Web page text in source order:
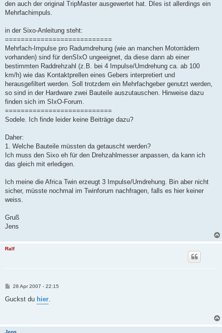
den auch der original TripMaster ausgewertet hat. DIes ist allerdings ein
Mehrfachimpuls.
in der Sixo-Anleitung steht:
===========================
Mehrfach-Impulse pro Radumdrehung (wie an manchen Motorrädern
vorhanden) sind für denSIxO ungeeignet, da diese dann ab einer
bestimmten Raddrehzahl (z.B. bei 4 Impulse/Umdrehung ca. ab 100
km/h) wie das Kontaktprellen eines Gebers interpretiert und
herausgefiltert werden. Soll trotzdem ein Mehrfachgeber genutzt werden,
so sind in der Hardware zwei Bauteile auszutauschen. Hinweise dazu
finden sich im SIxO-Forum.
===========================
Sodele. Ich finde leider keine Beiträge dazu?
Daher:
1. Welche Bauteile müssten da getauscht werden?
Ich muss den Sixo eh für den Drehzahlmesser anpassen, da kann ich
das gleich mit erledigen.
Ich meine die Africa Twin erzeugt 3 Impulse/Umdrehung. Bin aber nicht
sicher, müsste nochmal im Twinforum nachfragen, falls es hier keiner
weiss.
Gruß
Jens
Ralf
B
i
28 Apr 2007 - 22:15
Guckst du hier
Jens